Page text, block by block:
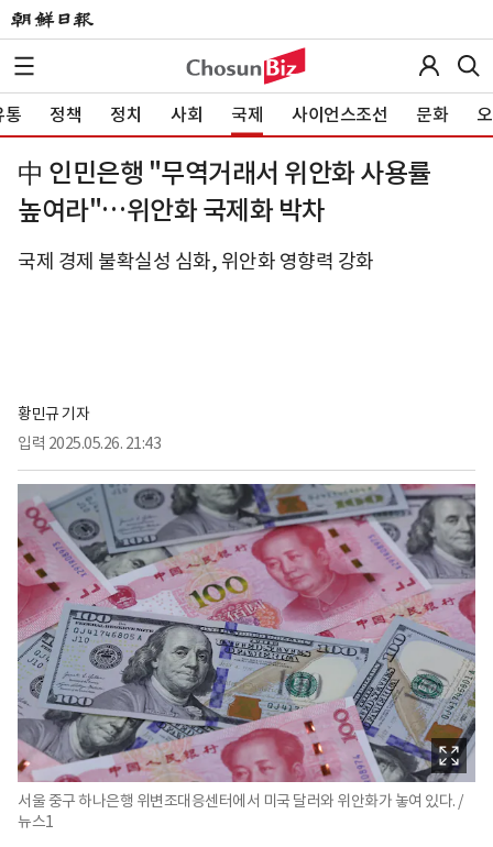
통 정책 정치 사회 국제 사이언스조선 문화
中 인민은행 "무역거래서 위안화 사용률
높여라"…위안화 국제화 박차
국제 경제 불확실성 심화, 위안화 영향력 강화
황민규 기자
입력 2025.05.26. 21:43
서울 중구 하나은행 위변조대응센터에서 미국 달러와 위안화가 놓여 있다. /
뉴스1